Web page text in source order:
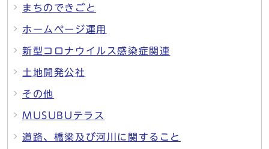
まちのできごと
ホームページ運用
新型コロナウイルス感染症関連
土地開発公社
その他
MUSUBUテラス
道路、橋梁及び河川に関すること